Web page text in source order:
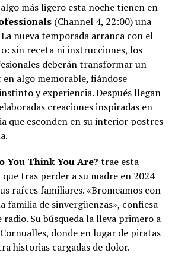
más ligero esta noche tienen en
(Channel 4, 22:00) una
nueva temporada arranca con el
sin receta ni instrucciones, los
deberán transformar un
algo memorable, fiándose
y experiencia. Después llegan
creaciones inspiradas en
que esconden en su interior postres
You Think You Are? trae esta
que tras perder a su madre en 2024
raíces familiares. «Bromeamos con
familia de sinvergüenzas», confiesa
Su búsqueda la lleva primero a
donde en lugar de piratas
historias cargadas de dolor.